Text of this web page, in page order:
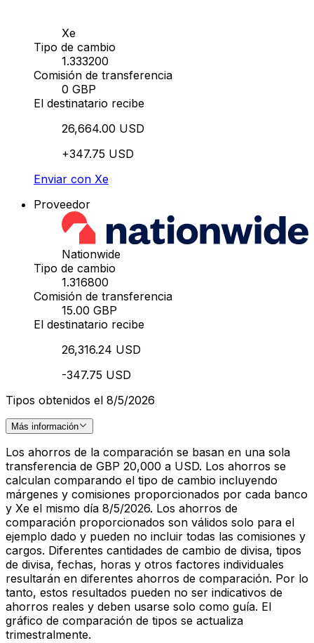
Xe
Tipo de cambio
1.333200
Comisión de transferencia
0 GBP
El destinatario recibe
26,664.00 USD
+347.75 USD
Enviar con Xe
Proveedor
Nationwide
Tipo de cambio
1.316800
Comisión de transferencia
15.00 GBP
El destinatario recibe
26,316.24 USD
-347.75 USD
Tipos obtenidos el 8/5/2026
Más información
Los ahorros de la comparación se basan en una sola
transferencia de GBP 20,000 a USD. Los ahorros se
calculan comparando el tipo de cambio incluyendo
márgenes y comisiones proporcionados por cada banco
y Xe el mismo día 8/5/2026. Los ahorros de
comparación proporcionados son válidos solo para el
ejemplo dado y pueden no incluir todas las comisiones y
cargos. Diferentes cantidades de cambio de divisa, tipos
de divisa, fechas, horas y otros factores individuales
resultarán en diferentes ahorros de comparación. Por lo
tanto, estos resultados pueden no ser indicativos de
ahorros reales y deben usarse solo como guía. El
gráfico de comparación de tipos se actualiza
trimestralmente.